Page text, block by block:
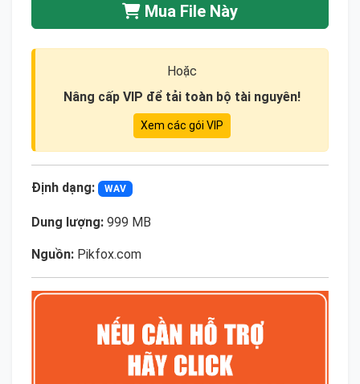
Mua File Này
Hoặc
Nâng cấp VIP để tải toàn bộ tài nguyên!
Xem các gói VIP
Định dạng: WAV
Dung lượng: 999 MB
Nguồn: Pikfox.com